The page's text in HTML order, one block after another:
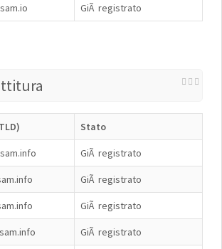
GiÃ registrato
Stato
GiÃ registrato
GiÃ registrato
GiÃ registrato
GiÃ registrato